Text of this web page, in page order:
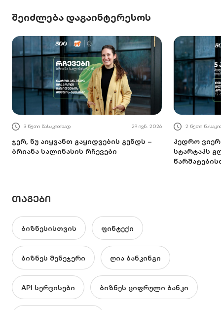
შეიძლება დაგაინტერესოს
3 წუთი წასაკითხად 29 ივნ. 2026
ჯერ, ნუ აიყვანთ გაყიდვების გუნდს –
ბრიანა სალინასის რჩევები
2 წუთი
პედრო
სტარტაპს
ᲗᲐᲒᲔᲑᲘ
ბიზნესისთვის ფინტექი
ბიზნეს მენეჯერი ღია ბანკინგი
API სერვისები ბიზნეს ციფრული ბანკი